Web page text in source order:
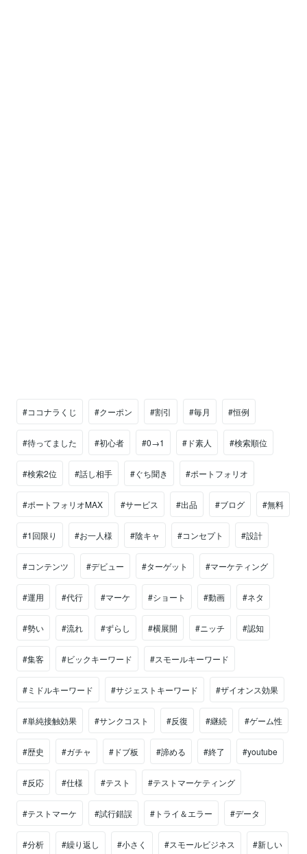
#ココナラくじ #クーポン #割引 #毎月 #恒例
#待ってました #初心者 #0→1 #ド素人 #検索順位
#検索2位 #話し相手 #ぐち聞き #ポートフォリオ
#ポートフォリオMAX #サービス #出品 #ブログ #無料
#1回限り #お一人様 #陰キャ #コンセプト #設計
#コンテンツ #デビュー #ターゲット #マーケティング
#運用 #代行 #マーケ #ショート #動画 #ネタ
#勢い #流れ #ずらし #横展開 #ニッチ #認知
#集客 #ビックキーワード #スモールキーワード
#ミドルキーワード #サジェストキーワード #ザイオンス効果
#単純接触効果 #サンクコスト #反復 #継続 #ゲーム性
#歴史 #ガチャ #ドブ板 #諦める #終了 #youtube
#反応 #仕様 #テスト #テストマーケティング
#テストマーケ #試行錯誤 #トライ＆エラー #データ
#分析 #繰り返し #小さく #スモールビジネス #新しい